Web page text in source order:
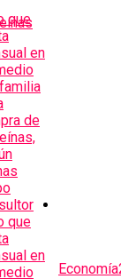
Economía